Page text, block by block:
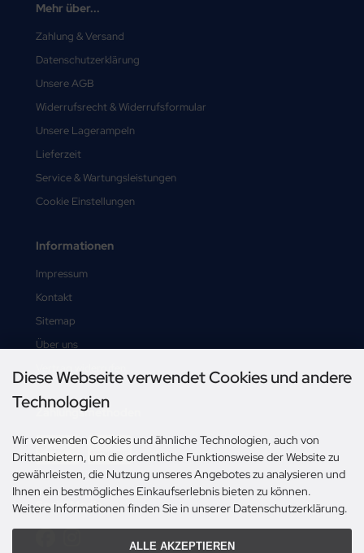
Mehr über...
Zahlung & Versand
Datenschutzerklärung
Unsere AGB
Widerrufsrecht & Widerrufsformular
Unsere Lagerampeln
Lieferzeit
Service & Wartungsleistungen
Cookie Einstellungen
Informationen
Impressum
Kontakt
Sitemap
Über uns
Vertrag widerrufen
Zahlungsmethoden
Social Media
Diese Webseite verwendet Cookies und andere
Technologien
Wir verwenden Cookies und ähnliche Technologien, auch von
Drittanbietern, um die ordentliche Funktionsweise der Website zu
gewährleisten, die Nutzung unseres Angebotes zu analysieren und
Ihnen ein bestmögliches Einkaufserlebnis bieten zu können.
Weitere Informationen finden Sie in unserer Datenschutzerklärung.
ALLE AKZEPTIEREN